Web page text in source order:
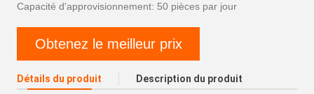
Capacité d'approvisionnement: 50 pièces par jour
Obtenez le meilleur prix
Détails du produit Description du produit